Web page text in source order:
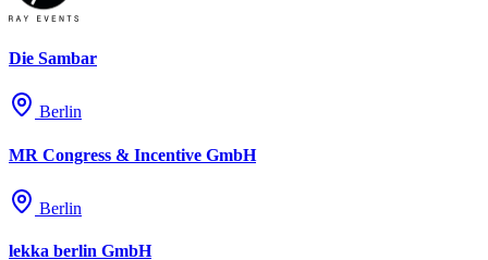
Die Sambar
Berlin
MR Congress & Incentive GmbH
Berlin
lekka berlin GmbH